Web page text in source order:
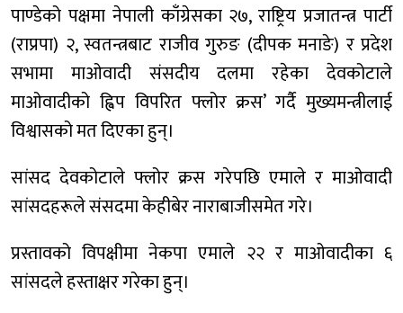
पाण्डेको पक्षमा नेपाली काँग्रेसका २७, राष्ट्रिय प्रजातन्त्र पार्टी
(राप्रपा) २, स्वतन्त्रबाट राजीव गुरुङ (दीपक मनाङे) र प्रदेश
सभामा माओवादी संसदीय दलमा रहेका देवकोटाले
माओवादीको ह्विप विपरित फ्लोर क्रस’ गर्दै मुख्यमन्त्रीलाई
विश्वासको मत दिएका हुन्।
सांसद देवकोटाले फ्लोर क्रस गरेपछि एमाले र माओवादी
सांसदहरूले संसदमा केहीबेर नाराबाजीसमेत गरे।
प्रस्तावको विपक्षीमा नेकपा एमाले २२ र माओवादीका ६
सांसदले हस्ताक्षर गरेका हुन्।